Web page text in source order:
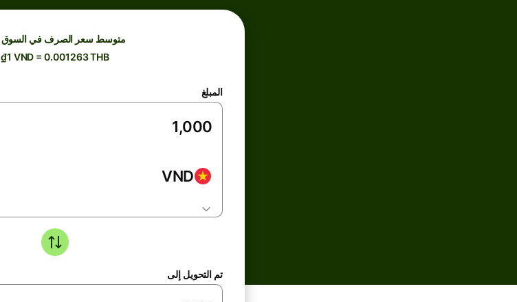
متوسط ​​سعر الصرف في السوق
₫1 VND = 0.001263 THB
المبلغ
VND
تم التحويل إلى